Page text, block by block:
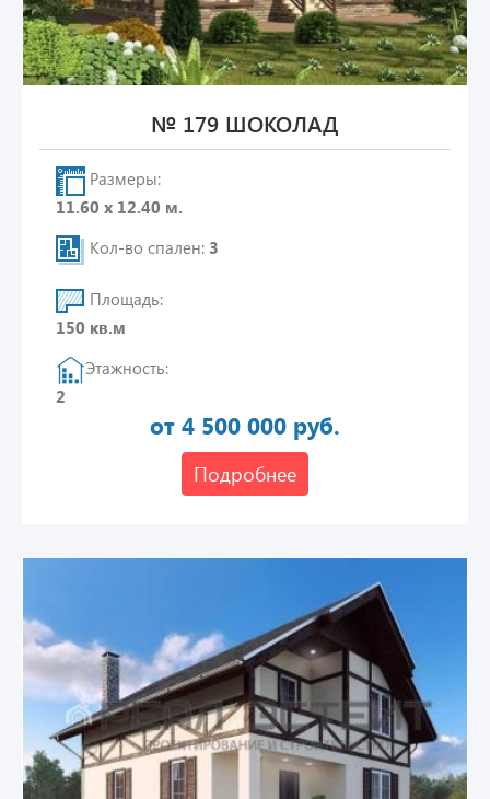
№ 179 ШОКОЛАД
Размеры:
11.60 х 12.40 м.
Кол-во спален: 3
Площадь:
150 кв.м
Этажность:
2
от 4 500 000 руб.
Подробнее